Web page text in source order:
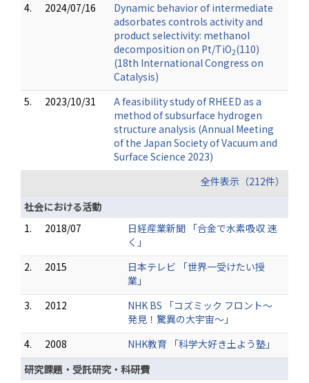
4.
2024/07/16
Dynamic behavior of intermediate
adsorbates controls activity and
product selectivity: methanol
decomposition on Pt/TiO2(110)
(18th International Congress on
Catalysis)
5.
2023/10/31
A feasibility study of RHEED as a
method of subsurface hydrogen
structure analysis (Annual Meeting
of the Japan Society of Vacuum and
Surface Science 2023)
全件表示（212件）
社会における活動
1.
2018/07
日経産業新聞 「合金で水素吸収 速
く」
2.
2015
日本テレビ 「世界一受けたい授
業」
3.
2012
NHK BS 「コズミック フロント～
発見！驚異の大宇宙～」
4.
2008
NHK教育 「科学大好き土よう塾」
研究課題・受託研究・科研費